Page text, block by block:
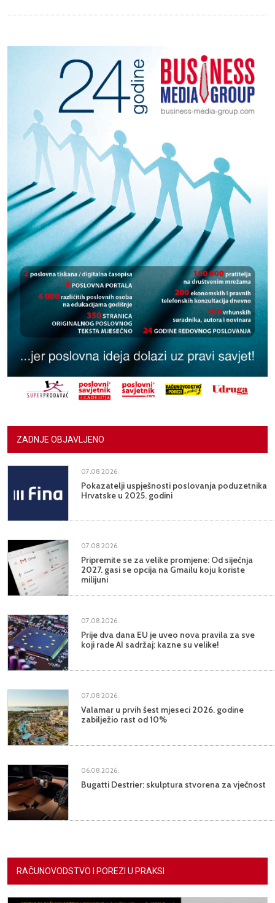
ZADNJE OBJAVLJENO
07.08.2026.
Pokazatelji uspješnosti poslovanja poduzetnika
Hrvatske u 2025. godini
07.08.2026.
Pripremite se za velike promjene: Od siječnja
2027. gasi se opcija na Gmailu koju koriste
milijuni
07.08.2026.
Prije dva dana EU je uveo nova pravila za sve
koji rade AI sadržaj: kazne su velike!
07.08.2026.
Valamar u prvih šest mjeseci 2026. godine
zabilježio rast od 10%
06.08.2026.
Bugatti Destrier: skulptura stvorena za vječnost
RAČUNOVODSTVO I POREZI U PRAKSI